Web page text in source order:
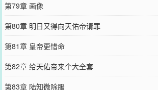
第79章 画像
第80章 明日又得向天佑帝请罪
第81章 皇帝更惜命
第82章 给天佑帝来个大全套
第83章 陆知微除服